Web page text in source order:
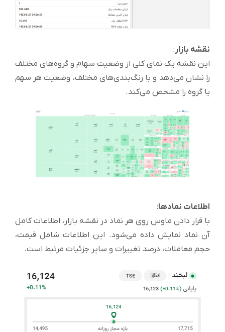
نقشه بازار:
این نقشه یک نمای کلی از وضعیت سهام و گروه‌های مختلف
را نشان می‌دهد و با رنگ‌بندی‌های مختلف، وضعیت هر سهم
یا گروه را مشخص می‌کند.
اطلاعات نمادها:
با قرار دادن ماوس روی هر نماد در نقشه بازار، اطلاعات کامل
آن نماد نمایش داده می‌شود. این اطلاعات شامل قیمت،
حجم معاملات، درصد تغییرات و سایر جزئیات مرتبط است.